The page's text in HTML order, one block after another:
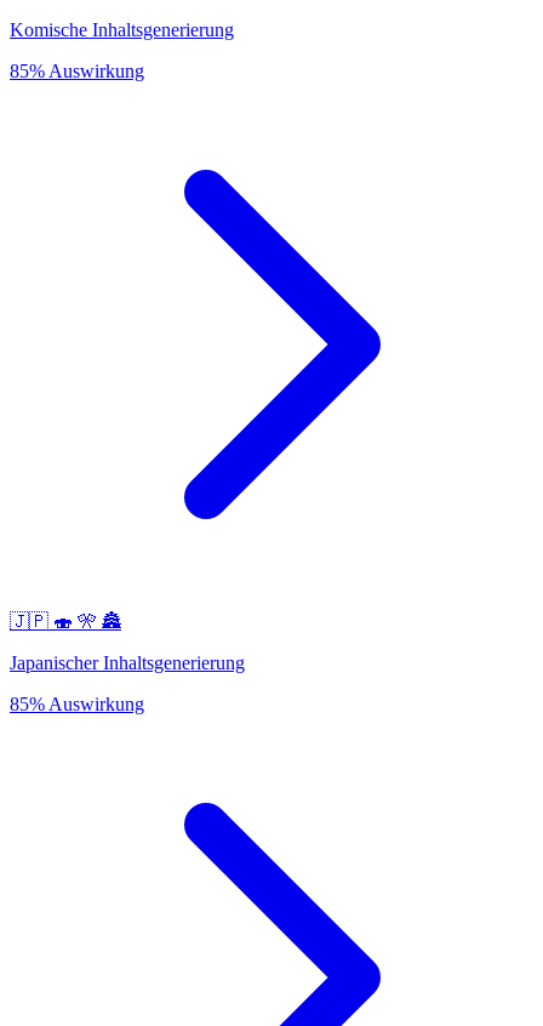
Komische Inhaltsgenerierung
85% Auswirkung
🇯🇵 🍣 🎌 🏯
Japanischer Inhaltsgenerierung
85% Auswirkung